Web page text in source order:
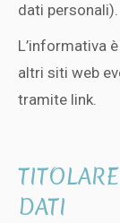
dati personali).
L’informativa
altri siti web
tramite link.
DATI